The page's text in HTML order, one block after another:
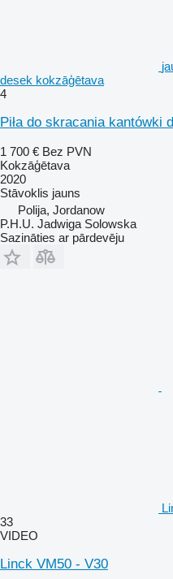
desek kokzāģētava
4
Piła do skracania kantówki
1 700 € Bez PVN
Kokzāģētava
2020
Stāvoklis jauns
Polija, Jordanow
P.H.U. Jadwiga Solowska
Sazināties ar pārdevēju
33
VIDEO
Linck VM50 - V30